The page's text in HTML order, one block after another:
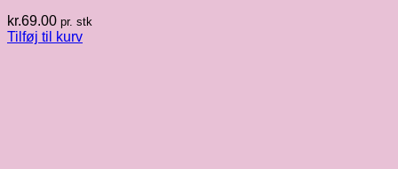
kr.69.00 pr. stk
Tilføj til kurv